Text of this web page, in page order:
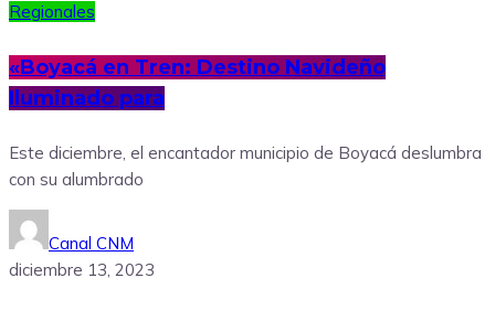
Regionales
«Boyacá en Tren: Destino Navideño
Iluminado para
Este diciembre, el encantador municipio de Boyacá deslumbra
con su alumbrado
Canal CNM
diciembre 13, 2023